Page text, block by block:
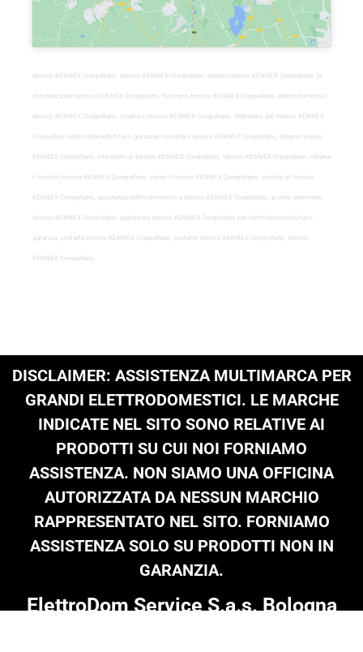
tecnico KENNEX Crespellano, tecnico-KENNEX-Crespellano, chiama tecnico KENNEX Crespellano, la
assistenza del tecnico KENNEX Crespellano, forniamo tecnico KENNEX Crespellano, elettrodomestici
tecnico KENNEX Crespellano, chiama il tecnico KENNEX Crespellano, intervento del tecnico KENNEX
Crespellano elettrodomestici fuori garanzia, contatta il tecnico KENNEX Crespellano, chiama tecnico
KENNEX Crespellano, intervento di tecnico KENNEX Crespellano, tecnico-KENNEX-Crespellano, chiama
il servizio tecnico KENNEX Crespellano, siamo il tecnico KENNEX Crespellano, servizio di tecnico
KENNEX Crespellano, assistenza elettrodomestici e tecnico KENNEX Crespellano, pronto intervento
tecnico KENNEX Crespellano, assistenza tecnico KENNEX Crespellano per elettrodomestici fuori
garanzia, contatta tecnico KENNEX Crespellano, contatto tecnico KENNEX Crespellano, tecnico
KENNEX Crespellano
DISCLAIMER: ASSISTENZA MULTIMARCA PER
GRANDI ELETTRODOMESTICI. LE MARCHE
INDICATE NEL SITO SONO RELATIVE AI
PRODOTTI SU CUI NOI FORNIAMO
ASSISTENZA. NON SIAMO UNA OFFICINA
AUTORIZZATA DA NESSUN MARCHIO
RAPPRESENTATO NEL SITO. FORNIAMO
ASSISTENZA SOLO SU PRODOTTI NON IN
GARANZIA.
ElettroDom Service S.a.s. Bologna